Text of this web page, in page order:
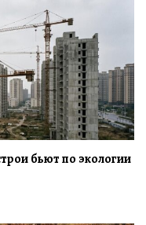
бьют по экологии